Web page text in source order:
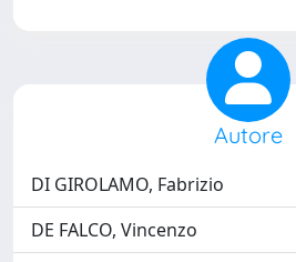
Autore
DI GIROLAMO, Fabrizio
DE FALCO, Vincenzo